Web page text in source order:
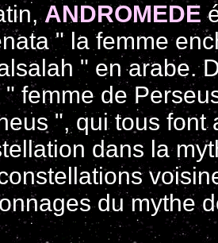
ANDROMEDE
" la femme
" en arabe.
" femme de
", qui tous font
dans la
du mythe